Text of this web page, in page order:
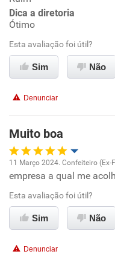
Benefícios
Recomenda a
Dica a diretoria
Ótimo
Esta avaliação foi útil?
Sim Não
Denunciar
Muito boa
Oportunidade de
Ambiente de trabalho
11 Março 2024. Confeiteiro
empresa a qual me
Esta avaliação foi útil?
Sim Não
Denunciar